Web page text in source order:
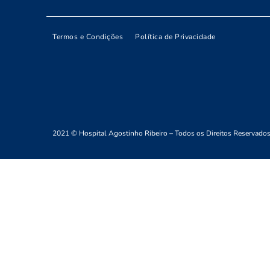
Termos e Condições Política de Privacidade
2021 © Hospital Agostinho Ribeiro – Todos os Direitos